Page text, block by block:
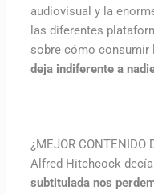
audiovisual y la
las diferentes
sobre cómo consumir
deja indiferente a
¿MEJOR CONTENIDO
Alfred Hitchcock
subtitulada nos